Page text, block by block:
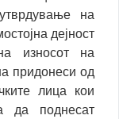
на
дејност
износот на
придонеси од
лица кои
да поднесат